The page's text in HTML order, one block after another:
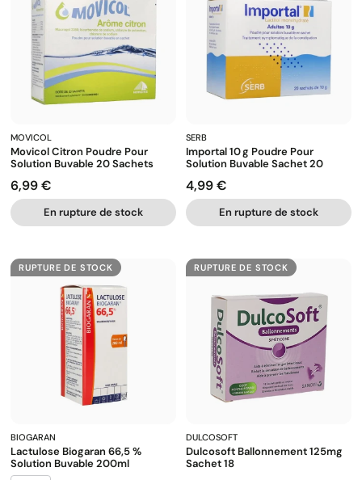
MOVICOL
Movicol Citron Poudre Pour
Solution Buvable 20 Sachets
Prix
6,99 €
En rupture de stock
SERB
Importal 10 G Poudre Pour
Solution Buvable Sachet 20
Prix
4,99 €
En rupture de stock
RUPTURE DE STOCK
BIOGARAN
Lactulose Biogaran 66,5 %
Solution Buvable 200ml
RUPTURE DE STOCK
DULCOSOFT
Dulcosoft Ballonnement 125mg
Sachet 18